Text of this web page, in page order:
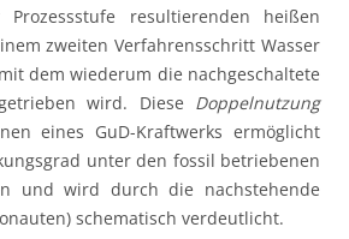
resultierenden heißen
zweiten Verfahrensschritt Wasser
dem wiederum die nachgeschaltete
wird. Diese Doppelnutzung
eines GuD-Kraftwerks ermöglicht
unter den fossil betriebenen
und wird durch die nachstehende
schematisch verdeutlicht.